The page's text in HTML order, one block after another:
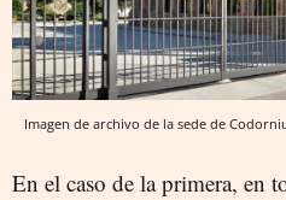
Imagen de archivo de la sede de
En el caso de la primera, en